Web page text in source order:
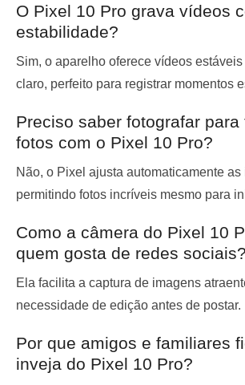
O Pixel 10 Pro grava vídeos
estabilidade?
Sim, o aparelho oferece vídeos
claro, perfeito para registrar momentos
Preciso saber fotografar para
fotos com o Pixel 10 Pro?
Não, o Pixel ajusta automaticamente as
permitindo fotos incríveis mesmo para
Como a câmera do Pixel 10
quem gosta de redes sociais?
Ela facilita a captura de imagens
necessidade de edição antes de postar.
Por que amigos e familiares
inveja do Pixel 10 Pro?